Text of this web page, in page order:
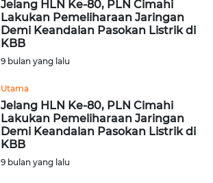
Jelang HLN Ke-80, PLN Cimahi
Lakukan Pemeliharaan Jaringan
Demi Keandalan Pasokan Listrik di
KBB
9 bulan yang lalu
Utama
Jelang HLN Ke-80, PLN Cimahi
Lakukan Pemeliharaan Jaringan
Demi Keandalan Pasokan Listrik di
KBB
9 bulan yang lalu